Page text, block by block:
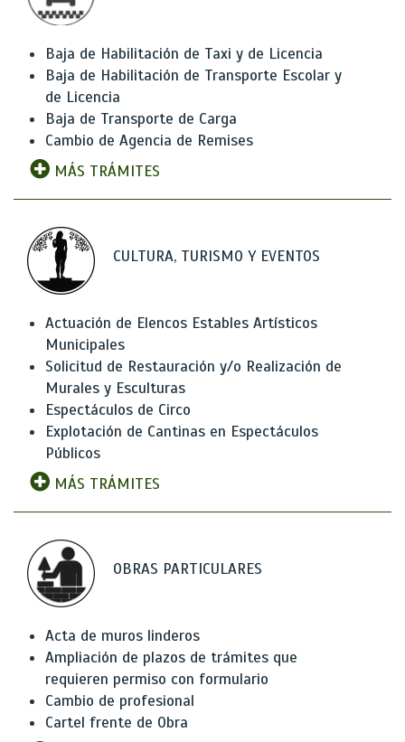
Baja de Habilitación de Taxi y de Licencia
Baja de Habilitación de Transporte Escolar y
de Licencia
Baja de Transporte de Carga
Cambio de Agencia de Remises
MÁS TRÁMITES
CULTURA, TURISMO Y EVENTOS
Actuación de Elencos Estables Artísticos
Municipales
Solicitud de Restauración y/o Realización de
Murales y Esculturas
Espectáculos de Circo
Explotación de Cantinas en Espectáculos
Públicos
MÁS TRÁMITES
OBRAS PARTICULARES
Acta de muros linderos
Ampliación de plazos de trámites que
requieren permiso con formulario
Cambio de profesional
Cartel frente de Obra